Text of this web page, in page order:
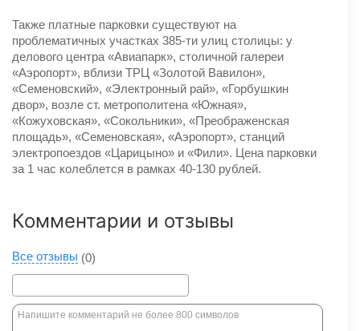
Также платные парковки существуют на
проблематичных участках 385-ти улиц столицы: у
делового центра «Авиапарк», столичной галереи
«Аэропорт», вблизи ТРЦ «Золотой Вавилон»,
«Семеновский», «Электронный рай», «Горбушкин
двор», возле ст. метрополитена «Южная»,
«Кожуховская», «Сокольники», «Преображенская
площадь», «Семеновская», «Аэропорт», станций
электропоездов «Царицыно» и «Фили». Цена парковки
за 1 час колеблется в рамках 40-130 рублей.
Комментарии и отзывы
Все отзывы (0)